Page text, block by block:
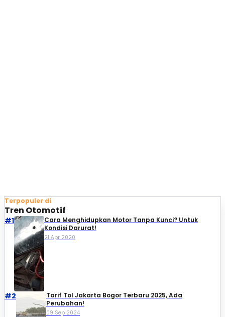
Terpopuler di
Tren Otomotif
#1
Cara Menghidupkan Motor Tanpa Kunci? Untuk
Kondisi Darurat!
21 Apr 2020
#2
Tarif Tol Jakarta Bogor Terbaru 2025, Ada
Perubahan!
09 Sep 2024